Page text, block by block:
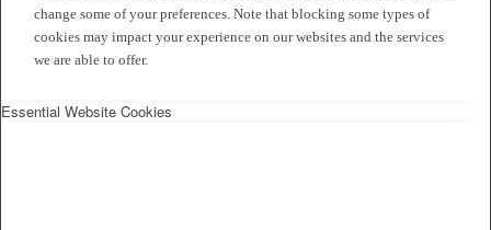
change some of your preferences. Note that blocking some types of
cookies may impact your experience on our websites and the services
we are able to offer.
Essential Website Cookies